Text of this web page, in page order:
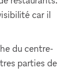
car il
du centre-
parties de